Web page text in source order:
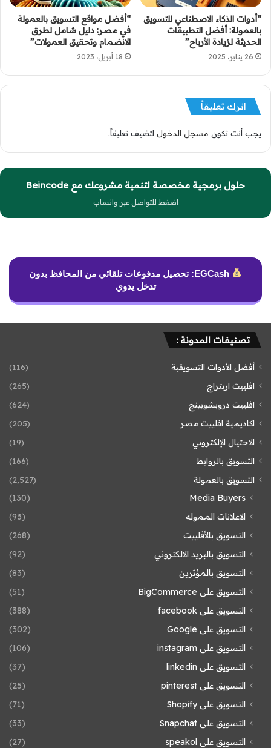
“أدوات الذكاء الاصطناعي للتسويق
بالعمولة: أفضل التطبيقات
الحديثة لزيادة الأرباح”
26 يناير، 2025
“أفضل مواقع التسويق بالعمولة
في مصر: دليل شامل لطرق
الانضمام وتحقيق العمولات”
18 أبريل، 2023
اترك تعليقاً
يجب أنت تكون مسجل الدخول لتضيف تعليقاً.
حلول برمجية مخصصة لتنمية مشروعك مع Beincode
اضغط للتواصل عبر واتساب
EGCash: تحصيل مدفوعات تلقائي من المحافظ بدون
تدخل يدوي
تصنيفات المدونة :
أفضل الأدوات التسويقية
(116)
افلييت اربتراج
(265)
افلييت دروبشوبينج
(624)
اكاديمية افلييت مصر
(205)
الاحتيال الإلكتروني
(19)
التسويق بالروابط
(166)
التسويق بالعمولة
(2٬527)
Media Buyers
(130)
الاعلانات المموله
(93)
التسويق بالأفلييت
(268)
التسويق بالبريد الالكتروني
(92)
التسويق بالمؤثرين
(83)
التسويق على BigCommerce
(51)
التسويق على facebook
(388)
التسويق على Google
(302)
التسويق على instagram
(106)
التسويق على linkedin
(37)
التسويق على pinterest
(25)
التسويق على Shopify
(71)
التسويق على Snapchat
(33)
التسويق على speakol
(27)